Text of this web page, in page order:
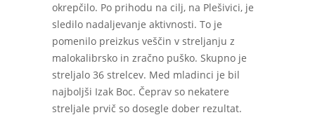
okrepčilo. Po prihodu na cilj, na Plešivici, je
sledilo nadaljevanje aktivnosti. To je
pomenilo preizkus veščin v streljanju z
malokalibrsko in zračno puško. Skupno je
streljalo 36 strelcev. Med mladinci je bil
najboljši Izak Boc. Čeprav so nekatere
streljale prvič so dosegle dober rezultat.